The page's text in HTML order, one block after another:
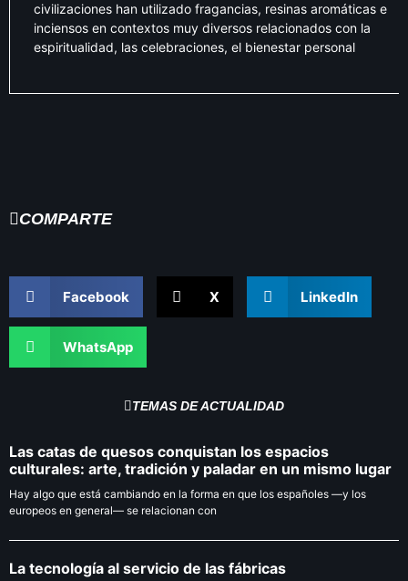
civilizaciones han utilizado fragancias, resinas aromáticas e
inciensos en contextos muy diversos relacionados con la
espiritualidad, las celebraciones, el bienestar personal
COMPARTE
Facebook X LinkedIn
WhatsApp
TEMAS DE ACTUALIDAD
Las catas de quesos conquistan los espacios
culturales: arte, tradición y paladar en un mismo lugar
Hay algo que está cambiando en la forma en que los españoles —y los
europeos en general— se relacionan con
La tecnología al servicio de las fábricas